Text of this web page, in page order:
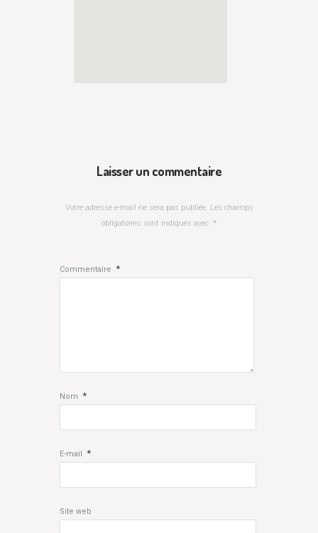
Laisser un commentaire
Votre adresse e-mail ne sera pas publiée. Les champs
obligatoires sont indiqués avec *
Commentaire *
Nom *
E-mail *
Site web